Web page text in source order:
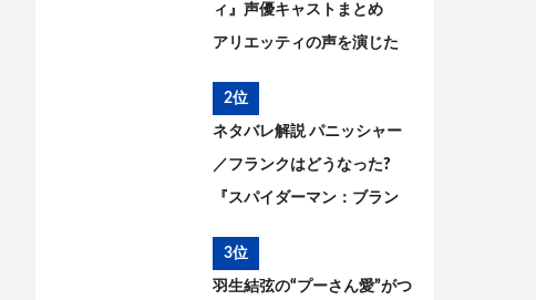
ィ』声優キャストまとめ
アリエッティの声を演じた
2位
ネタバレ解説 パニッシャー
／フランクはどうなった?
『スパイダーマン：ブラン
までを考察
3位
羽生結弦の“プーさん愛”がつ